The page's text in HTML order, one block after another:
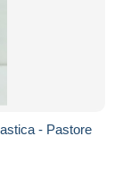
- Pastore